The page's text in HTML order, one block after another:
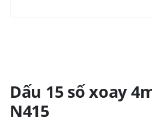
Dấu 15 số xoay
N415